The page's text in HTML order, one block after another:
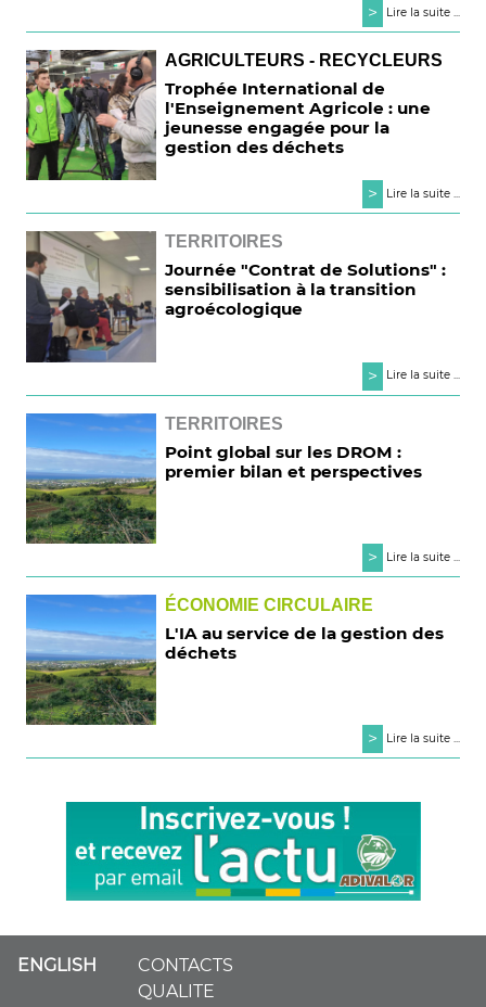
> Lire la suite ...
AGRICULTEURS - RECYCLEURS
Trophée International de
l'Enseignement Agricole : une
jeunesse engagée pour la
gestion des déchets
> Lire la suite ...
TERRITOIRES
Journée "Contrat de Solutions" :
sensibilisation à la transition
agroécologique
> Lire la suite ...
TERRITOIRES
Point global sur les DROM :
premier bilan et perspectives
> Lire la suite ...
ÉCONOMIE CIRCULAIRE
L'IA au service de la gestion des
déchets
> Lire la suite ...
ENGLISH
CONTACTS
QUALITE